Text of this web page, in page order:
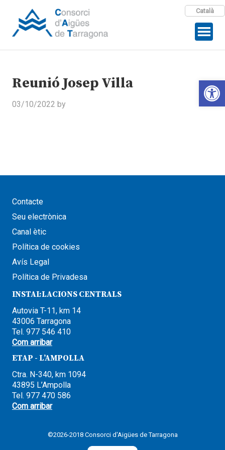
Català
Reunió Josep Villa
03/10/2022 by
Contacte
Seu electrònica
Canal ètic
Política de cookies
Avís Legal
Política de Privadesa
INSTAL·LACIONS CENTRALS
Autovia T-11, km 14
43006 Tarragona
Tel. 977 546 410
Com arribar
ETAP - L’AMPOLLA
Ctra. N-340, km 1094
43895 L’Ampolla
Tel. 977 470 586
Com arribar
©2026-2018 Consorci d'Aigües de Tarragona